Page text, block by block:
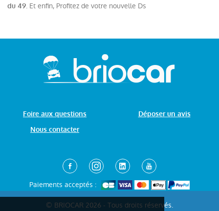
du 49. Et enfin, Profitez de votre nouvelle Ds
Foire aux questions
Nous contacter
Déposer un avis
Paiements acceptés :
© BRIOCAR 2026 - Tous droits réservés.